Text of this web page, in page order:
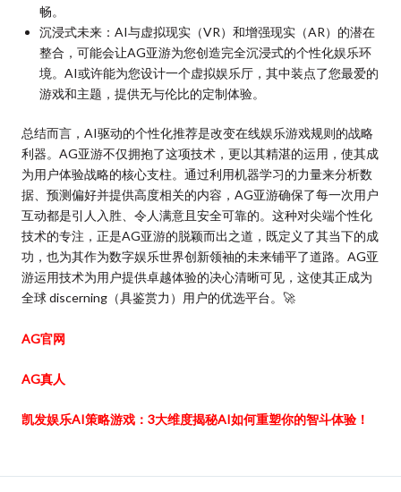
畅。
沉浸式未来：AI与虚拟现实（VR）和增强现实（AR）的潜在
整合，可能会让AG亚游为您创造完全沉浸式的个性化娱乐环
境。AI或许能为您设计一个虚拟娱乐厅，其中装点了您最爱的
游戏和主题，提供无与伦比的定制体验。
总结而言，AI驱动的个性化推荐是改变在线娱乐游戏规则的战略
利器。AG亚游不仅拥抱了这项技术，更以其精湛的运用，使其成
为用户体验战略的核心支柱。通过利用机器学习的力量来分析数
据、预测偏好并提供高度相关的内容，AG亚游确保了每一次用户
互动都是引人入胜、令人满意且安全可靠的。这种对尖端个性化
技术的专注，正是AG亚游的脱颖而出之道，既定义了其当下的成
功，也为其作为数字娱乐世界创新领袖的未来铺平了道路。AG亚
游运用技术为用户提供卓越体验的决心清晰可见，这使其正成为
全球 discerning（具鉴赏力）用户的优选平台。🚀
AG官网
AG真人
凯发娱乐AI策略游戏：3大维度揭秘AI如何重塑你的智斗体验！